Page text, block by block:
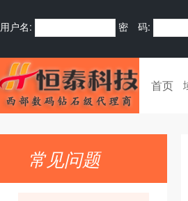
用户名: 密 码:
首页
常见问题